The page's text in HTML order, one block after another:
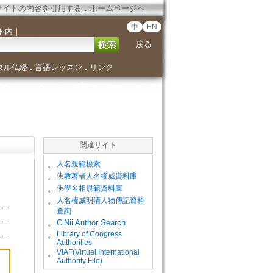
イトの内容を引用する．ホームページへ
内 ｜ 中 EN
戻る
ル仏経． 言語レッスン ． リンク
関連サイト
。 人名規範檢索
。 佛教著者人名權威資料庫
。 佛學名相規範資料庫
。
人名權威明清人物傳記資料
查詢
。
CiNii Author Search
。
Library of Congress
Authorities
。
VIAF(Virtual International
Authority File)